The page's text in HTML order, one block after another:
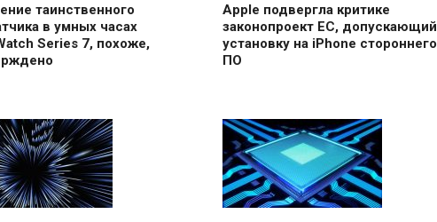
таинственного
в умных часах
Series 7, похоже,
Apple подвергла критике
законопроект ЕС, допускающий
установку на iPhone стороннего
ПО